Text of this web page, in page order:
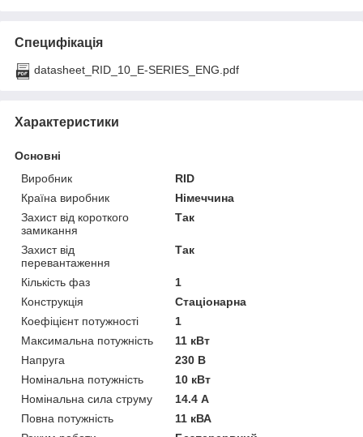
Специфікація
datasheet_RID_10_E-SERIES_ENG.pdf
Характеристики
Основні
Виробник
RID
Країна виробник
Німеччина
Захист від короткого
замикання
Так
Захист від
перевантаження
Так
Кількість фаз
1
Конструкція
Стаціонарна
Коефіцієнт потужності
1
Максимальна потужність
11 кВт
Напруга
230 В
Номінальна потужність
10 кВт
Номінальна сила струму
14.4 А
Повна потужність
11 кВА